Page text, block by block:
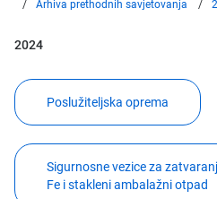
Arhiva prethodnih savjetovanja
2024
Poslužiteljska oprema
Sigurnosne vezice za
Fe i stakleni ambalažni otpad